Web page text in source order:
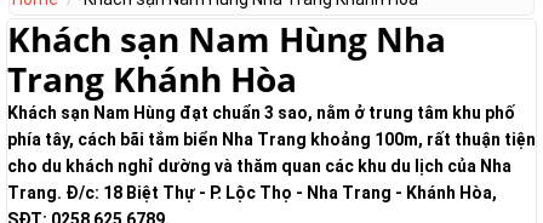
Khách sạn Nam Hùng Nha
Trang Khánh Hòa
Khách sạn Nam Hùng đạt chuẩn 3 sao, nằm ở trung tâm khu phố
phía tây, cách bãi tắm biển Nha Trang khoảng 100m, rất thuận tiện
cho du khách nghỉ dường và thăm quan các khu du lịch của Nha
Trang. Đ/c: 18 Biệt Thự - P. Lộc Thọ - Nha Trang - Khánh Hòa,